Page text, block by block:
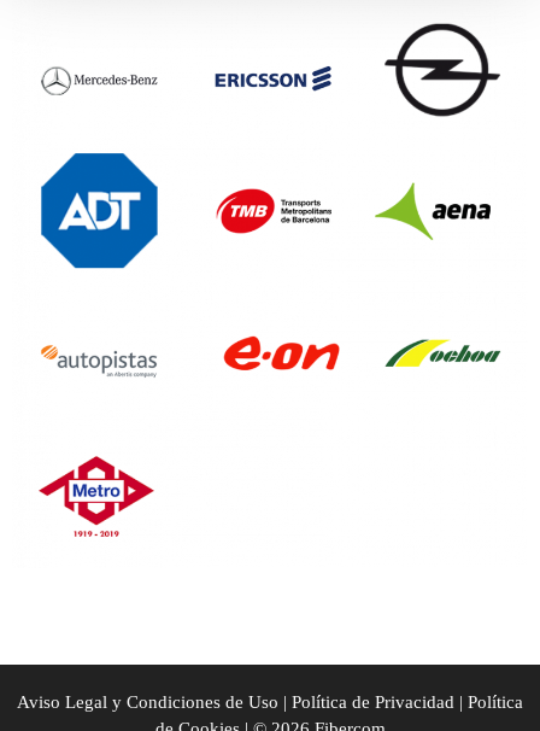
Aviso Legal y Condiciones de Uso | Política de Privacidad | Política